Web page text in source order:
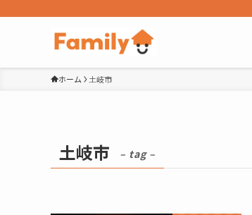
ホーム 土岐市
土岐市 – tag –